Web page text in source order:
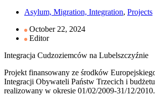
Asylum, Migration, Integration, Projects
October 22, 2024
Editor
Integracja Cudzoziemców na Lubelszczyźnie
Projekt finansowany ze środków
Integracji Obywateli Państw Trzecich i
realizowany w okresie 01/02/2009-31/12/2010.